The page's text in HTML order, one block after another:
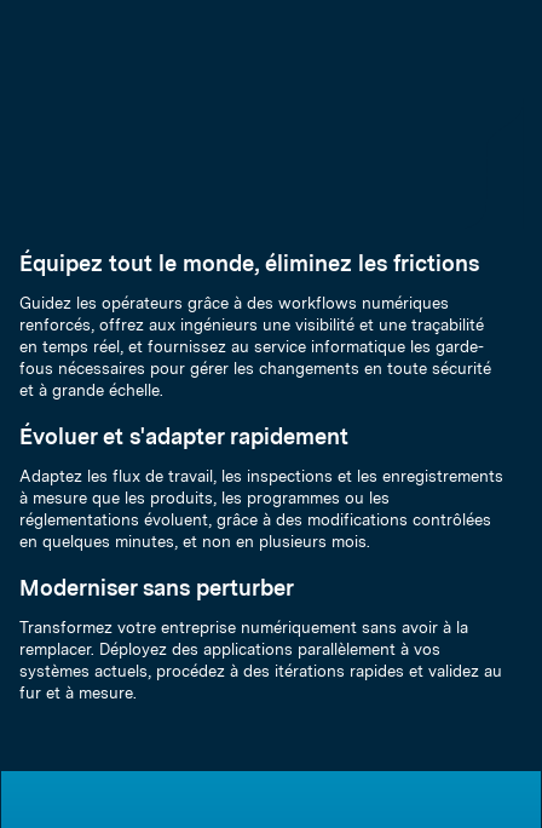
Équipez tout le monde, éliminez les frictions
Guidez les opérateurs grâce à des workflows numériques
renforcés, offrez aux ingénieurs une visibilité et une traçabilité
en temps réel, et fournissez au service informatique les garde-
fous nécessaires pour gérer les changements en toute sécurité
et à grande échelle.
Évoluer et s'adapter rapidement
Adaptez les flux de travail, les inspections et les enregistrements
à mesure que les produits, les programmes ou les
réglementations évoluent, grâce à des modifications contrôlées
en quelques minutes, et non en plusieurs mois.
Moderniser sans perturber
Transformez votre entreprise numériquement sans avoir à la
remplacer. Déployez des applications parallèlement à vos
systèmes actuels, procédez à des itérations rapides et validez au
fur et à mesure.